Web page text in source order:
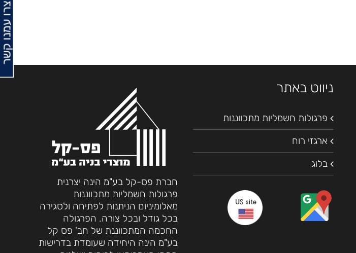
ניווט באתר
פרגולות חשמליות מתכווננות
ארגזי רוח
בלוג
חברת פס-קל בע"מ הינה יצרנית
פרגולות חשמליות מתכווננות
מאלומיניום הניתנות לפתיחה ולסגירה
בכל גודל ובכל צורה. הפרגולה
החכמה המתכווננת של חב' פס קל
בע"מ הינה היחידה שעומדת בדרישות
צרו